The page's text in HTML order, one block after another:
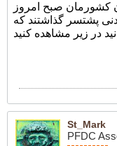
کشورمان صبح امروز
پشتسر گذاشتند که
St_Mark
PFDC